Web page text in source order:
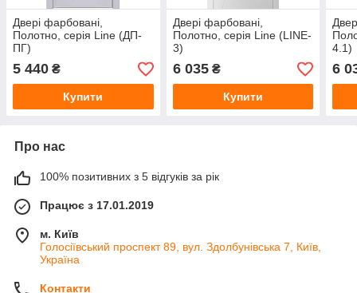
Двері фарбовані,
Полотно, серія Line (ДП-
ПГ)
5 440 ₴
Купити
Двері фарбовані,
Полотно, серія Line (LINE-
3)
6 035₴
Купити
4.1)
6
Про нас
100% позитивних з 5 відгуків за рік
Працює з 17.01.2019
м. Київ
Голосіївський проспект 89, вул. Здолбунівська 7, Київ,
Україна
Контакти